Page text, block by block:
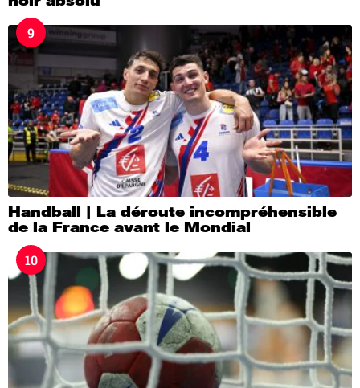
9
Handball | La déroute incompréhensible
de la France avant le Mondial
10